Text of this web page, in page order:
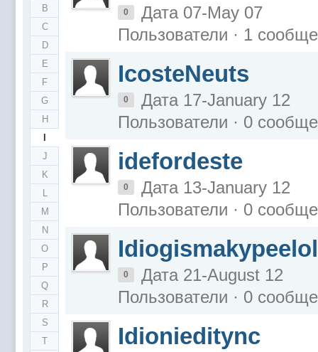
B
C
D
E
F
G
H
J
K
L
M
N
O
P
Q
R
S
T
0
Дата 07-May 07
Пользователи · 1
IcosteNeuts
0
Дата 17-January 12
Пользователи · 0
idefordeste
0
Дата 13-January 12
Пользователи · 0
0
Дата 21-August 12
Пользователи · 0
Idionieditync